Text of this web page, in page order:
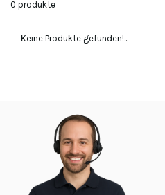
0 produkte
Keine Produkte gefunden!...